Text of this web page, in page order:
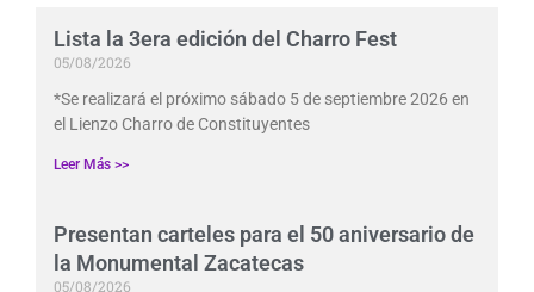
Lista la 3era edición del Charro Fest
05/08/2026
*Se realizará el próximo sábado 5 de septiembre 2026 en
el Lienzo Charro de Constituyentes
Leer Más >>
Presentan carteles para el 50 aniversario de
la Monumental Zacatecas
05/08/2026